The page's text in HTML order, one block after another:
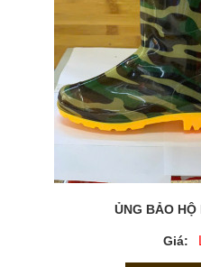
ỦNG BẢO HỘ
Giá: